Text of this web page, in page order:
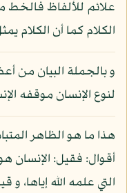
علائم للألفاظ
الكلام كما أن الكلام
و بالجملة البيان من
لنوع الإنسان موقفه
هذا ما هو الظاهر
أقوال: فقيل: الإنسان
التي علمه الله إياها،